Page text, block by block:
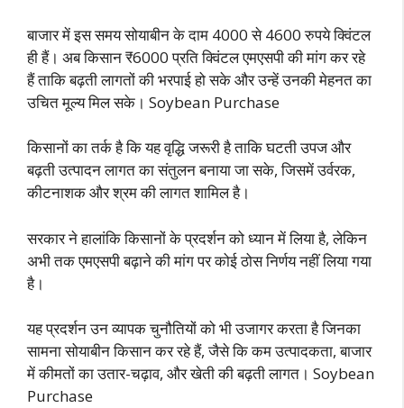
बाजार में इस समय सोयाबीन के दाम 4000 से 4600 रुपये क्विंटल
ही हैं। अब किसान ₹6000 प्रति क्विंटल एमएसपी की मांग कर रहे
हैं ताकि बढ़ती लागतों की भरपाई हो सके और उन्हें उनकी मेहनत का
उचित मूल्य मिल सके। Soybean Purchase
किसानों का तर्क है कि यह वृद्धि जरूरी है ताकि घटती उपज और
बढ़ती उत्पादन लागत का संतुलन बनाया जा सके, जिसमें उर्वरक,
कीटनाशक और श्रम की लागत शामिल है।
सरकार ने हालांकि किसानों के प्रदर्शन को ध्यान में लिया है, लेकिन
अभी तक एमएसपी बढ़ाने की मांग पर कोई ठोस निर्णय नहीं लिया गया
है।
यह प्रदर्शन उन व्यापक चुनौतियों को भी उजागर करता है जिनका
सामना सोयाबीन किसान कर रहे हैं, जैसे कि कम उत्पादकता, बाजार
में कीमतों का उतार-चढ़ाव, और खेती की बढ़ती लागत। Soybean
Purchase